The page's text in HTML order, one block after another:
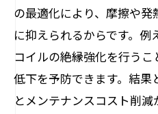
の最適化により、摩擦や
に抑えられるからです。
コイルの絶縁強化を行う
低下を予防できます。結
とメンテナンスコスト削減